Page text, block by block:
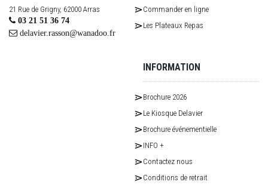
21 Rue de Grigny, 62000 Arras
03 21 51 36 74
delavier.rasson@wanadoo.fr
Commander en ligne
Les Plateaux Repas
INFORMATION
Brochure 2026
Le Kiosque Delavier
Brochure événementielle
INFO +
Contactez nous
Conditions de retrait